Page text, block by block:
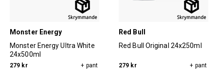
Monster Energy
Monster Energy Ultra White
24x500ml
279 kr + pant
Red Bull
Red Bull Original 24x250ml
279 kr + pant